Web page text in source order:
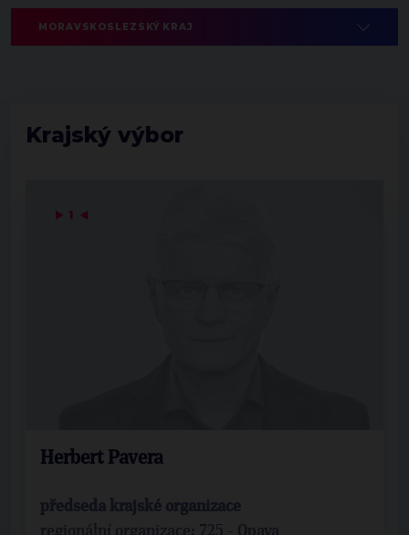
MORAVSKOSLEZSKÝ KRAJ
Krajský výbor
▶ 1 ◀
Herbert Pavera
předseda krajské organizace
regionální organizace: 725 - Opava